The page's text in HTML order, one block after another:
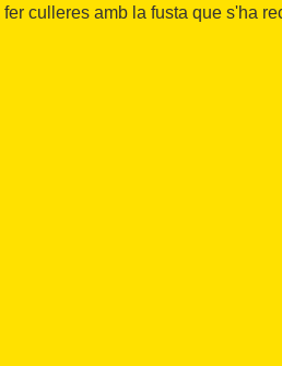
culleres amb la fusta que s'ha